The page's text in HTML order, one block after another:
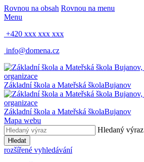
Rovnou na obsah Rovnou na menu
Menu
+420 xxx xxx xxx
info@domena.cz
Základní škola a Mateřská školaBujanov
Základní škola a Mateřská školaBujanov
Mapa webu
Hledaný výraz
Hledat
rozšířené vyhledávání